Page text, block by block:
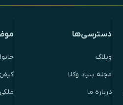
دسترسی‌ها
وبلاگ
مجله بنیاد وکلا
درباره ما